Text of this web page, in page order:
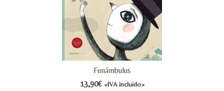
Funámbulus
13,90€ «IVA incluido»